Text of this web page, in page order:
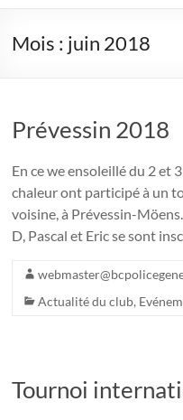
Mois : juin 2018
Prévessin 2018
En ce we ensoleillé du 2 et
chaleur ont participé à un
voisine, à Prévessin-
D, Pascal et Eric se sont
Actualité du club,
Tournoi